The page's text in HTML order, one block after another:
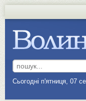
Сьогодні п'ятниця, 07